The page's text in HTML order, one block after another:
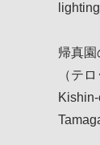
帰真園
（テロ